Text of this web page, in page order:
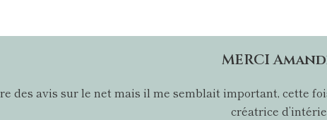
MERCI
des avis sur le net mais il me semblait important, cette
créatrice